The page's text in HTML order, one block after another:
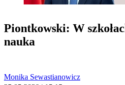
Piontkowski: W
nauka
Monika Sewastianowicz